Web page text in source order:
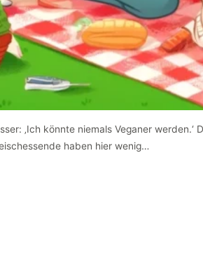
‚Ich könnte niemals Veganer
haben hier wenig…